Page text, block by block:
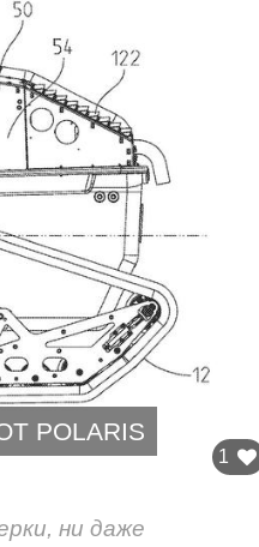
POLARIS
1
ни даже